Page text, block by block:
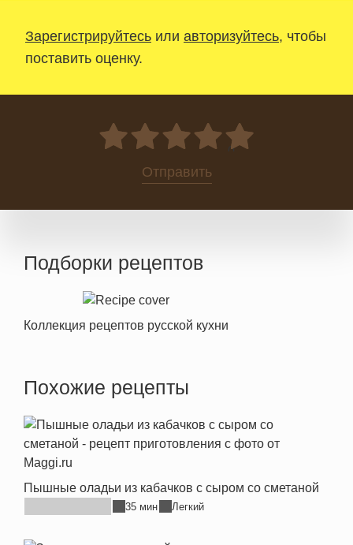
Зарегистрируйтесь или авторизуйтесь, чтобы
поставить оценку.
0
Отправить
Подборки рецептов
Коллекция рецептов русской кухни
Похожие рецепты
Пышные оладьи из кабачков с сыром со сметаной
35 мин Легкий